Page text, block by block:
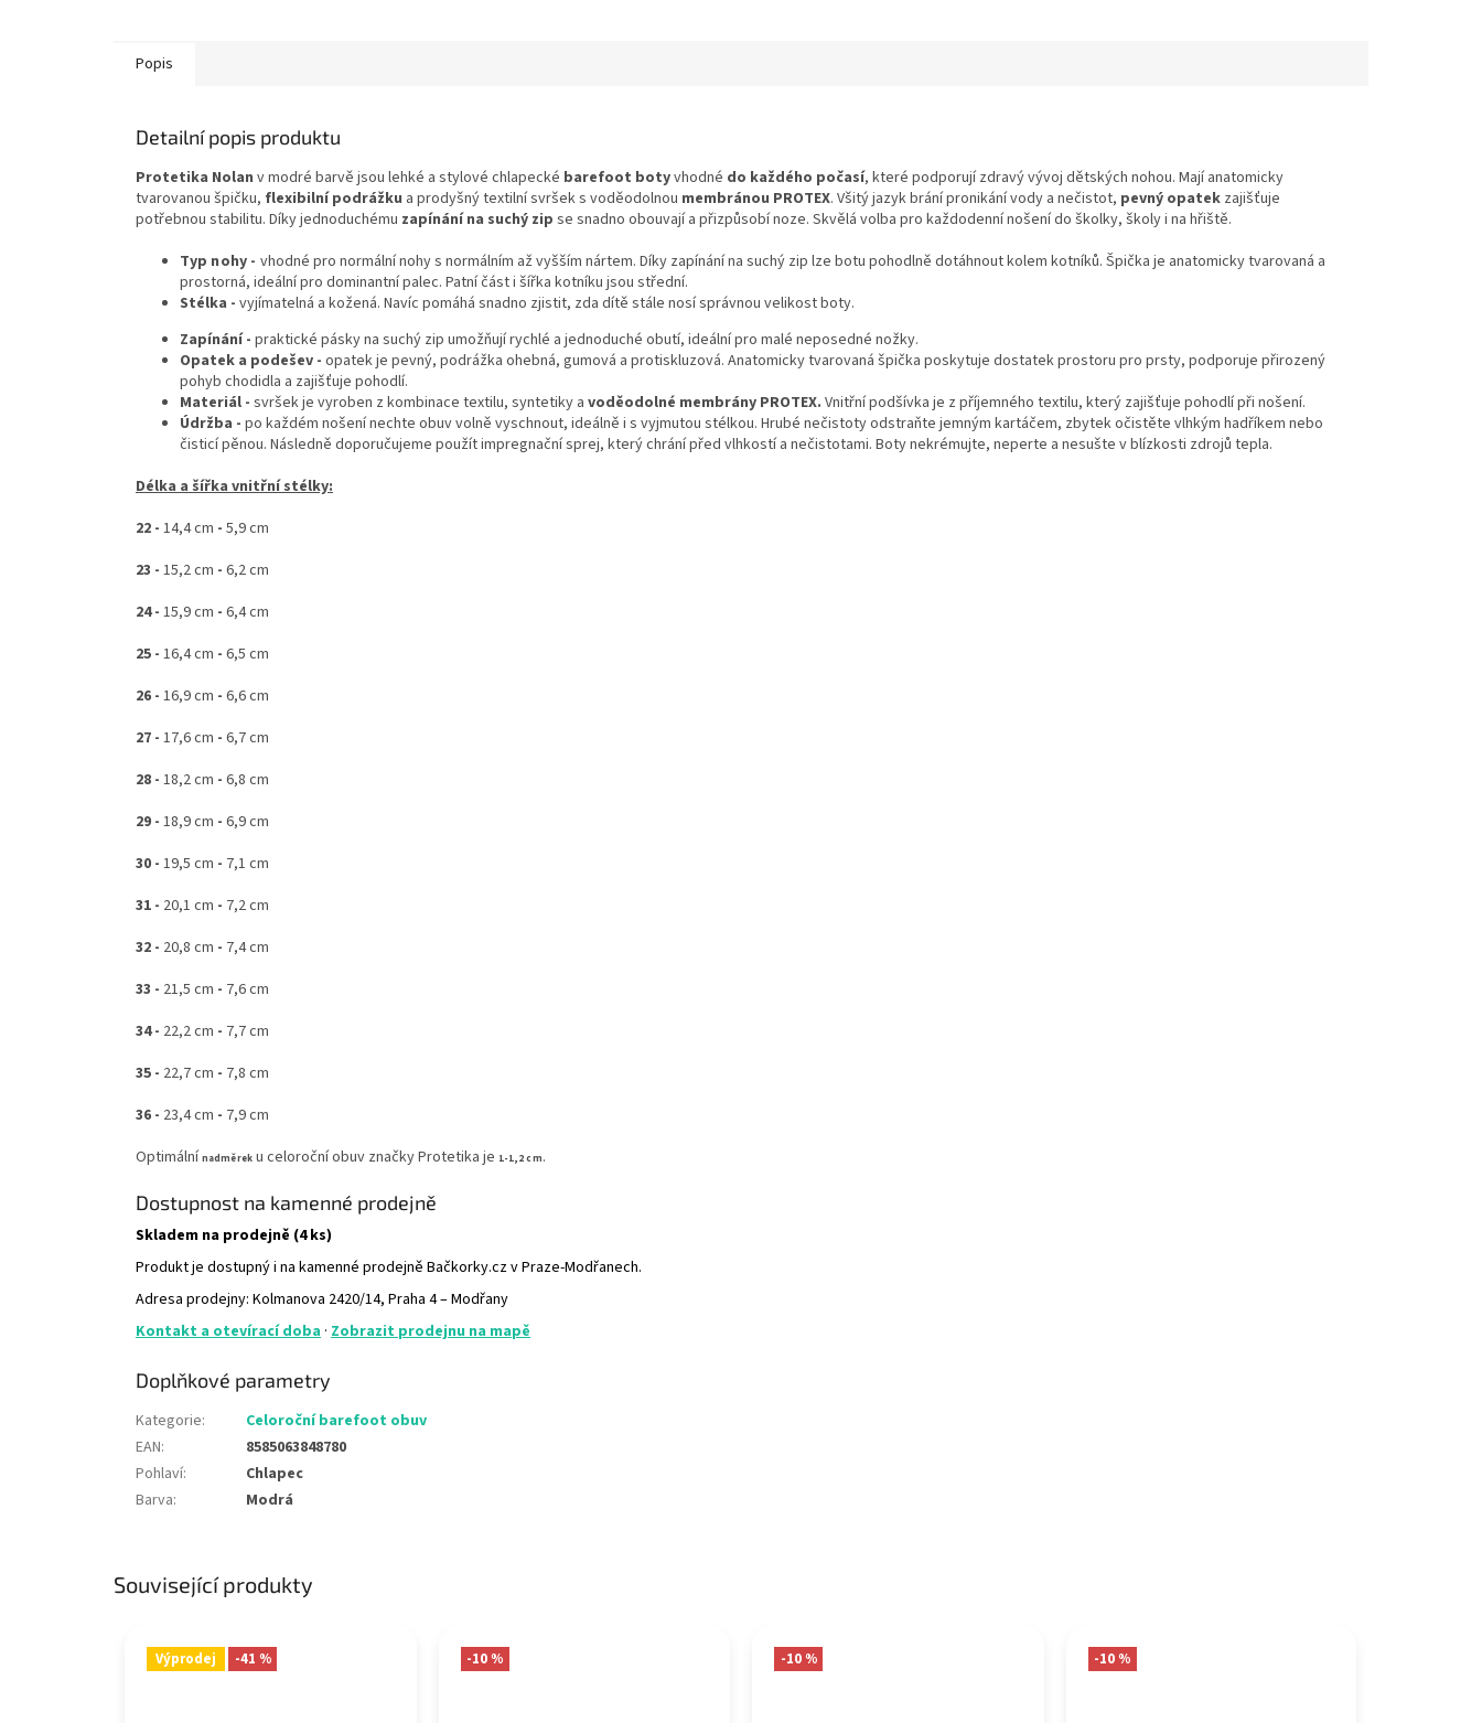
Související produkty
Výprodej -41 % -10 % -10 % -10 %
Popis
Detailní popis produktu
Protetika Nolan v modré barvě jsou lehké a stylové chlapecké barefoot botyvhodné do každého počasí, které podporují zdravý vývoj dětských nohou. Mají anatomicky
tvarovanou špičku, flexibilní podrážku a prodyšný textilní svršek s voděodolnou membránou PROTEX. Všitý jazyk brání pronikání vody a nečistot, pevný opatek zajišťuje
potřebnou stabilitu. Díky jednoduchému zapínání na suchý zip se snadno obouvají a přizpůsobí noze. Skvělá volba pro každodenní nošení do školky, školy i na hřiště.
Typ nohy - vhodné pro normální nohy s normálním až vyšším nártem. Díky zapínání na suchý zip lze botu pohodlně dotáhnout kolem kotníků.Špička je anatomicky tvarovaná a
prostorná, ideální pro dominantní palec. Patní část i šířka kotníku jsou střední.
Stélka - vyjímatelná a kožená. Navíc pomáhá snadno zjistit, zda dítě stále nosí správnou velikost boty.
Zapínání - praktické pásky na suchý zip umožňují rychlé a jednoduché obutí, ideální pro malé neposedné nožky.
Opatek a podešev - opatek je pevný, podrážka ohebná, gumová a protiskluzová. Anatomicky tvarovaná špička poskytuje dostatek prostoru pro prsty, podporuje přirozený
pohyb chodidla a zajišťuje pohodlí.
Materiál - svršek je vyroben z kombinace textilu, syntetiky a voděodolné membrány PROTEX. Vnitřní podšívka je z příjemného textilu, který zajišťuje pohodlí při nošení.
Údržba - po každém nošení nechte obuv volně vyschnout, ideálně i s vyjmutou stélkou. Hrubé nečistoty odstraňte jemným kartáčem, zbytek očistěte vlhkým hadříkem nebo
čisticí pěnou. Následně doporučujeme použít impregnační sprej, který chrání před vlhkostí a nečistotami. Boty nekrémujte, neperte a nesušte v blízkosti zdrojů tepla.
Délka a šířka vnitřní stélky:
22 - 14,4 cm - 5,9 cm
23 - 15,2 cm - 6,2 cm
24 - 15,9 cm - 6,4 cm
25 - 16,4 cm - 6,5 cm
26 - 16,9 cm - 6,6 cm
27 - 17,6 cm - 6,7 cm
28 - 18,2 cm - 6,8 cm
29 - 18,9 cm - 6,9 cm
30 - 19,5 cm - 7,1 cm
31 - 20,1 cm - 7,2 cm
32 - 20,8 cm - 7,4 cm
33 - 21,5 cm - 7,6 cm
34 - 22,2 cm - 7,7 cm
35 - 22,7 cm - 7,8 cm
36 - 23,4 cm - 7,9 cm
Optimálnínadměreku celoroční obuv značky Protetika je 1-1,2 cm.
Dostupnost na kamenné prodejně
Skladem na prodejně (4 ks)
Produkt je dostupný i na kamenné prodejně Bačkorky.cz v Praze-Modřanech.
Adresa prodejny: Kolmanova 2420/14, Praha 4 – Modřany
Kontakt a otevírací doba · Zobrazit prodejnu na mapě
Doplňkové parametry
Kategorie:
Celoroční barefoot obuv
EAN:
8585063848780
Pohlaví:
Chlapec
Barva: Modrá